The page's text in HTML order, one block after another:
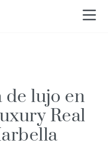
lujo en
Real